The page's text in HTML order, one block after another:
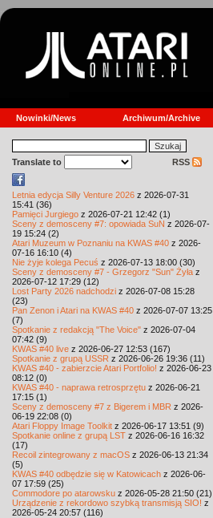
Nowinki/News Archiwum/Archive
Translate to RSS
Letnia edycja Silly Venture 2026 z 2026-07-31
15:41 (36)
Pamięci Jurgiego z 2026-07-21 12:42 (1)
Sceny z demosceny #7: opowiada SuN z 2026-07-
19 15:24 (2)
Atari Muzeum w Poznaniu na KWAS #40 z 2026-
07-16 16:10 (4)
Nie żyje kolega Pecuś z 2026-07-13 18:00 (30)
Sceny z demosceny #7 - Grzegorz "Sun" Żyła z
2026-07-12 17:29 (12)
Lost Party 2026 nadchodzi z 2026-07-08 15:28
(23)
Pan Zenon i Atari na KWAS #40 z 2026-07-07 13:25
(7)
Spotkanie z redakcją "The Voice" z 2026-07-04
07:42 (9)
KWAS #40 live z 2026-06-27 12:53 (167)
Spotkanie z grupą USSR z 2026-06-26 19:36 (11)
KWAS #40 - zabierzcie Atari Portfolio! z 2026-06-23
08:12 (0)
KWAS #40 - naprawa retrosprzętu z 2026-06-21
17:15 (1)
Sceny z demosceny #7 z Bigerem i MBR z 2026-
06-19 22:08 (0)
Atari Floppy Image Toolkit z 2026-06-17 13:51 (9)
Spotkanie online z grupą LST z 2026-06-16 16:32
(17)
Recoil zintegrowany z macOS z 2026-06-13 21:34
(5)
KWAS #40 odbędzie się w Katowicach z 2026-06-
07 17:59 (25)
Commodore po atarowsku z 2026-05-28 21:50 (21)
Urządzenie z rekordowo szybką transmisją SIO! z
2026-05-24 20:57 (116)